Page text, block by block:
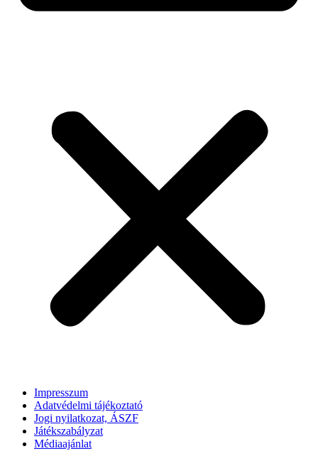
Impresszum
Adatvédelmi tájékoztató
Jogi nyilatkozat, ÁSZF
Játékszabályzat
Médiaajánlat